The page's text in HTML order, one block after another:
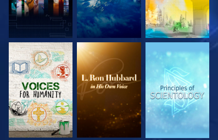
DÉCOUVRIR LES
SÉRIES
DÉCOUVRIR LES
SÉRIES
DÉCOUVRIR LES
SÉRIES